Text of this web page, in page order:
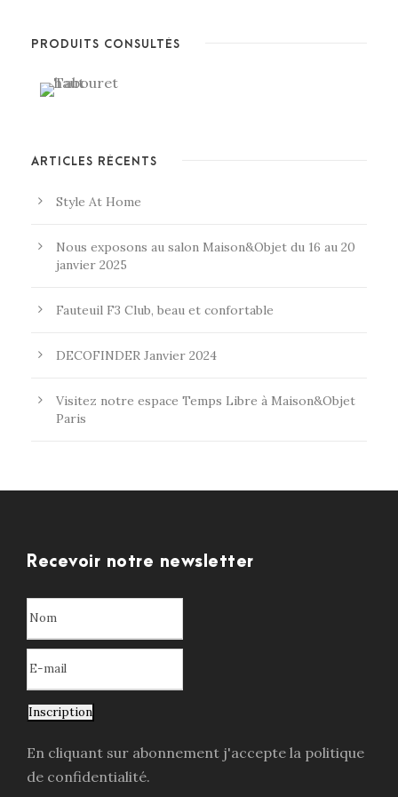
PRODUITS CONSULTÉS
ARTICLES RÉCENTS
Style At Home
Nous exposons au salon Maison&Objet du 16 au 20
janvier 2025
Fauteuil F3 Club, beau et confortable
DECOFINDER Janvier 2024
Visitez notre espace Temps Libre à Maison&Objet
Paris
Recevoir notre newsletter
Inscription
En cliquant sur abonnement j'accepte la politique
de confidentialité.